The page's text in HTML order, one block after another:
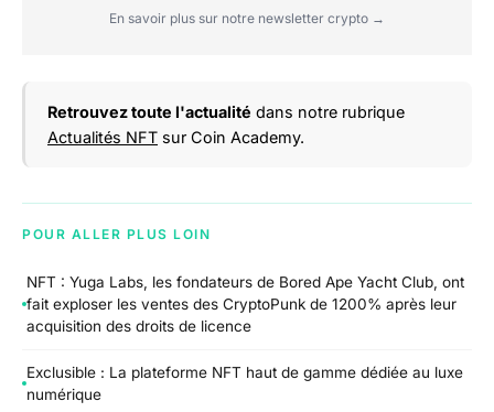
En savoir plus sur notre newsletter crypto →
Retrouvez toute l'actualité dans notre rubrique
Actualités NFT sur Coin Academy.
POUR ALLER PLUS LOIN
NFT : Yuga Labs, les fondateurs de Bored Ape Yacht Club, ont
fait exploser les ventes des CryptoPunk de 1200% après leur
acquisition des droits de licence
Exclusible : La plateforme NFT haut de gamme dédiée au luxe
numérique